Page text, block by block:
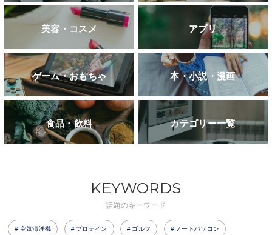
美容・コスメ アプリ
ゲーム・おもちゃ 本・小説・漫画
食品・飲料 カテゴリー一覧
KEYWORDS
話題のキーワード
空気清浄機 プロテイン ゴルフ ノートパソコン